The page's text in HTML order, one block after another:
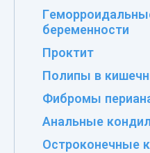
беременности
Проктит
Полипы в
Фибромы
Анальные
Остроконечные